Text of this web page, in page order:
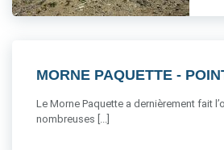
MORNE PAQUETTE -
Le Morne Paquette a dernièrement fait
nombreuses [...]